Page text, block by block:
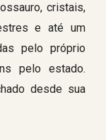
cristais,
e até um
pelo próprio
pelo estado.
desde sua